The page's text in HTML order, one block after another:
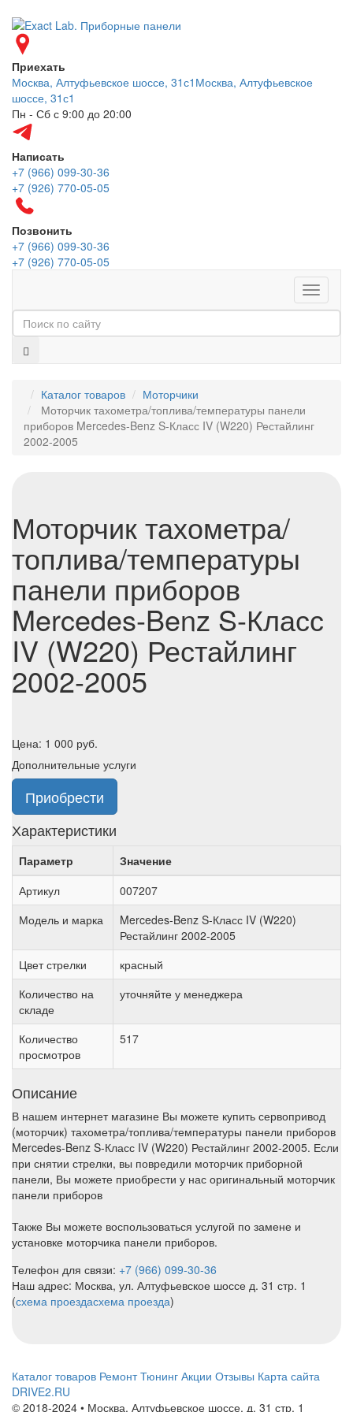
Приехать
Москва, Алтуфьевское шоссе, 31с1 Москва, Алтуфьевское
шоссе, 31с1
Пн - Сб с 9:00 до 20:00
Написать
+7 (966) 099-30-36
+7 (926) 770-05-05
Позвонить
+7 (966) 099-30-36
+7 (926) 770-05-05
Меню
Каталог товаров
Моторчики
Моторчик тахометра/топлива/температуры панели
приборов Mercedes-Benz S-Класс IV (W220) Рестайлинг
2002-2005
Моторчик тахометра/
топлива/температуры
панели приборов
Mercedes-Benz S-Класс
IV (W220) Рестайлинг
2002-2005
Цена: 1 000 руб.
Дополнительные услуги
Приобрести
Характеристики
Параметр
Значение
Артикул
007207
Модель и марка
Mercedes-Benz S-Класс IV (W220)
Рестайлинг 2002-2005
Цвет стрелки
красный
Количество на
складе
уточняйте у менеджера
Количество
просмотров
517
Описание
В нашем интернет магазине Вы можете купить сервопривод
(моторчик) тахометра/топлива/температуры панели приборов
Mercedes-Benz S-Класс IV (W220) Рестайлинг 2002-2005. Если
при снятии стрелки, вы повредили моторчик приборной
панели, Вы можете приобрести у нас оригинальный моторчик
панели приборов
Также Вы можете воспользоваться услугой по замене и
установке моторчика панели приборов.
Телефон для связи: +7 (966) 099-30-36
Наш адрес: Москва, ул. Алтуфьевское шоссе д. 31 стр. 1
(схема проездасхема проезда)
Каталог товаров Ремонт Тюнинг Акции Отзывы Карта сайта
DRIVE2.RU
© 2018-2024 • Москва, Алтуфьевское шоссе, д. 31 стр. 1